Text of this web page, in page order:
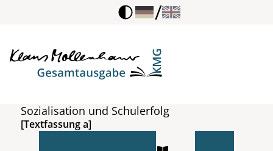
/
Sozialisation und Schulerfolg
[Textfassung a]